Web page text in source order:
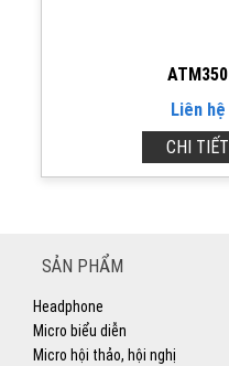
ATM350
Liên hệ
CHI TIẾT
SẢN PHẨM
Headphone
Micro biểu diễn
Micro hội thảo, hội nghị